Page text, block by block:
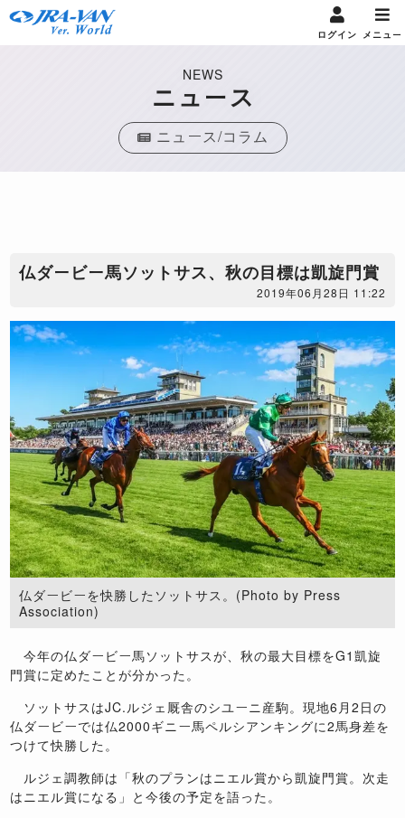
ログイン メニュー
NEWS
ニュース
ニュース/コラム
仏ダービー馬ソットサス、秋の目標は凱旋門賞
2019年06月28日 11:22
仏ダービーを快勝したソットサス。(Photo by Press
Association)
今年の仏ダービー馬ソットサスが、秋の最大目標をG1凱旋
門賞に定めたことが分かった。
ソットサスはJC.ルジェ厩舎のシユーニ産駒。現地6月2日の
仏ダービーでは仏2000ギニー馬ペルシアンキングに2馬身差を
つけて快勝した。
ルジェ調教師は「秋のプランはニエル賞から凱旋門賞。次走
はニエル賞になる」と今後の予定を語った。